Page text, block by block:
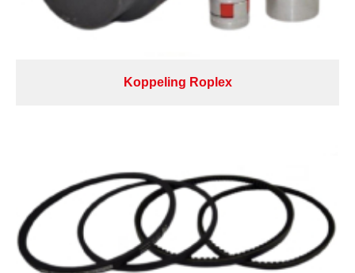
Koppeling Roplex